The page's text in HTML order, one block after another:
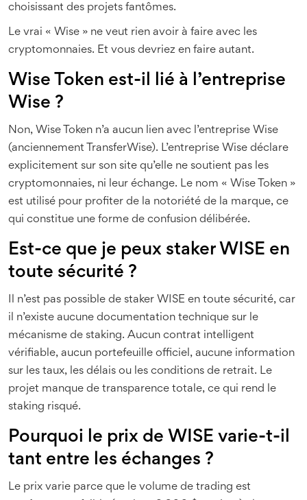
choisissant des projets fantômes.
Le vrai « Wise » ne veut rien avoir à faire avec les
cryptomonnaies. Et vous devriez en faire autant.
Wise Token est-il lié à l’entreprise
Wise ?
Non, Wise Token n’a aucun lien avec l’entreprise Wise
(anciennement TransferWise). L’entreprise Wise déclare
explicitement sur son site qu’elle ne soutient pas les
cryptomonnaies, ni leur échange. Le nom « Wise Token »
est utilisé pour profiter de la notoriété de la marque, ce
qui constitue une forme de confusion délibérée.
Est-ce que je peux staker WISE en
toute sécurité ?
Il n’est pas possible de staker WISE en toute sécurité, car
il n’existe aucune documentation technique sur le
mécanisme de staking. Aucun contrat intelligent
vérifiable, aucun portefeuille officiel, aucune information
sur les taux, les délais ou les conditions de retrait. Le
projet manque de transparence totale, ce qui rend le
staking risqué.
Pourquoi le prix de WISE varie-t-il
tant entre les échanges ?
Le prix varie parce que le volume de trading est